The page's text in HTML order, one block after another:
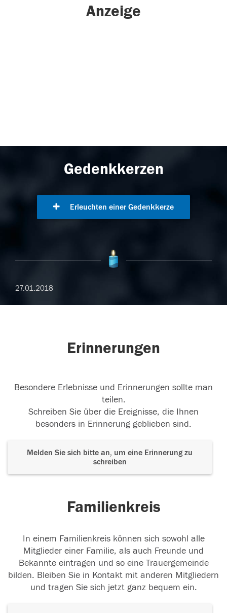
Anzeige
Gedenkkerzen
Erleuchten einer Gedenkkerze
27.01.2018
Erinnerungen
Besondere Erlebnisse und Erinnerungen sollte man
teilen.
Schreiben Sie über die Ereignisse, die Ihnen
besonders in Erinnerung geblieben sind.
Melden Sie sich bitte an, um eine Erinnerung zu
schreiben
Familienkreis
In einem Familienkreis können sich sowohl alle
Mitglieder einer Familie, als auch Freunde und
Bekannte eintragen und so eine Trauergemeinde
bilden. Bleiben Sie in Kontakt mit anderen Mitgliedern
und tragen Sie sich jetzt ganz bequem ein.